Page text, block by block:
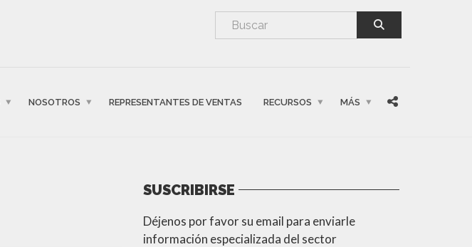
NOSOTROS REPRESENTANTES DE VENTAS RECURSOS MÁS
SUSCRIBIRSE
Déjenos por favor su email para enviarle
información especializada del sector